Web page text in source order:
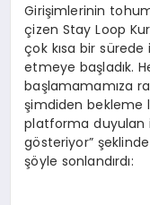
Girişimlerinin
çizen Stay Loop
çok kısa bir sürede
etmeye başladık.
başlamamamıza
şimdiden bekleme
platforma duyulan
gösteriyor”
şöyle sonlandırdı: